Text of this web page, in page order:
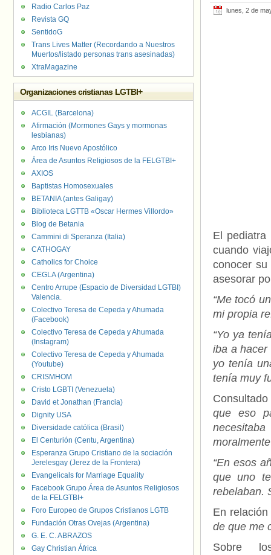
lunes, 2 de
El
cuando
conocer
asesorar
“Me tocó
mi propia
“Yo ya
iba a hacer
yo tenía
tenía muy
que eso
“En esos
que uno
rebelaban.
En
de que me
Sobre
Radio Carlos Paz
Revista GQ
SentidoG
Trans Lives Matter (Recordando a Nuestros
Muertos/listado personas trans asesinadas)
XtraMagazine
Organizaciones cristianas LGTBI+
ACGIL (Barcelona)
Afirmación (Mormones Gays y mormonas
lesbianas)
Arco Iris Nuevo Apostólico
Área de Asuntos Religiosos de la FELGTBI+
AXIOS
Baptistas Homosexuales
BETANIA (antes Galigay)
Biblioteca LGTTB «Oscar Hermes Villordo»
Blog de Betania
Cammini di Speranza (Italia)
CATHOGAY
Catholics for Choice
CEGLA (Argentina)
Centro Arrupe (Espacio de Diversidad LGTBI)
Valencia.
Colectivo Teresa de Cepeda y Ahumada
(Facebook)
Colectivo Teresa de Cepeda y Ahumada
(Instagram)
Colectivo Teresa de Cepeda y Ahumada
(Youtube)
CRISMHOM
Cristo LGBTI (Venezuela)
David et Jonathan (Francia)
Dignity USA
Diversidade católica (Brasil)
El Centurión (Centu, Argentina)
Esperanza Grupo Cristiano de la sociación
Jerelesgay (Jerez de la Frontera)
Evangelicals for Marriage Equality
Facebook Grupo Área de Asuntos Religiosos
de la FELGTBI+
Foro Europeo de Grupos Cristianos LGTB
Fundación Otras Ovejas (Argentina)
G. E. C. ABRAZOS
Gay Christian África